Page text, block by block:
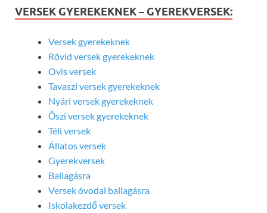
VERSEK GYEREKEKNEK – GYEREKVERSEK:
Versek gyerekeknek
Rövid versek gyerekeknek
Ovis versek
Tavaszi versek gyerekeknek
Nyári versek gyerekeknek
Őszi versek gyerekeknek
Téli versek
Állatos versek
Gyerekversek
Ballagásra
Versek óvodai ballagásra
Iskolakezdő versek